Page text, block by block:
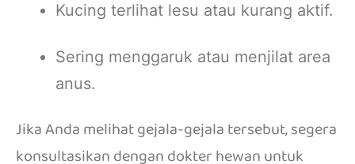
Kucing terlihat lesu atau kurang aktif.
Sering menggaruk atau menjilat area
anus.
Jika Anda melihat gejala-gejala tersebut, segera
konsultasikan dengan dokter hewan untuk